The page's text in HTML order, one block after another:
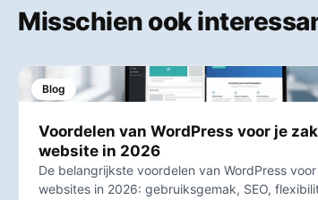
Misschien ook
Blog
Voordelen van WordPress voor je
website in 2026
De belangrijkste voordelen van WordPress
websites in 2026: gebruiksgemak, SEO,